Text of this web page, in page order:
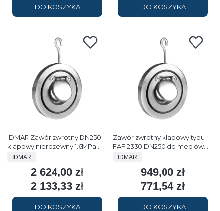
DO KOSZYKA DO KOSZYKA
IDMAR Zawór zwrotny DN250
klapowy nierdzewny 1.6MPa
typ FAF2300
PRODUCENT
IDMAR
Cena
2 624,00 zł
Cena
2 133,33 zł
DO KOSZYKA
Zawór zwrotny klapowy typu
FAF 2330 DN250 do mediów
nieagresywnych
PRODUCENT
IDMAR
Cena
949,00 zł
Cena
771,54 zł
DO KOSZYKA